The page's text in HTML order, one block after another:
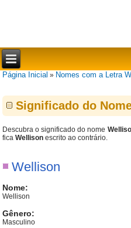
Página Inicial » Nomes com a Letra W
Significado do
Descubra o significado do nome
ficaWellison escrito ao contrário.
Wellison
Nome:
Wellison
Gênero:
Masculino